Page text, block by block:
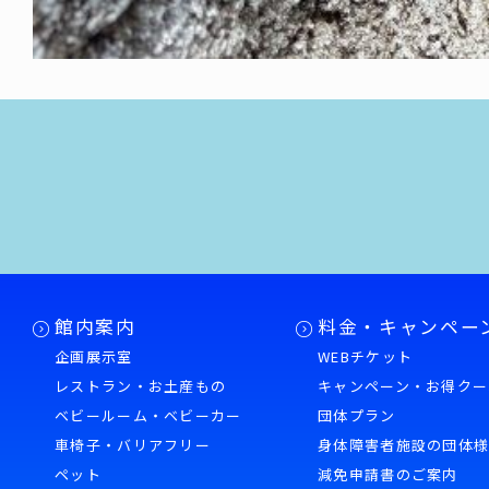
館内案内
企画展示室
レストラン・お土産もの
ベビールーム・ベビーカー
車椅子・バリアフリー
ペット
料金・キャンペー
WEBチケット
キャンペーン・お得ク
団体プラン
身体障害者施設の団体様
減免申請書のご案内